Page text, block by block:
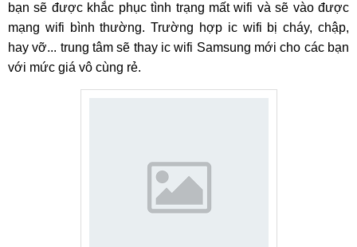
bạn sẽ được khắc phục tình trạng mất wifi và sẽ vào được
mạng wifi bình thường. Trường hợp ic wifi bị cháy, chập,
hay vỡ... trung tâm sẽ thay ic wifi Samsung mới cho các bạn
với mức giá vô cùng rẻ.